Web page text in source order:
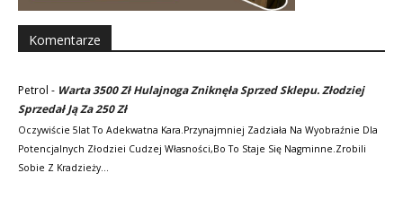
Komentarze
Petrol - Warta 3500 Zł Hulajnoga Zniknęła Sprzed Sklepu. Złodziej
Sprzedał Ją Za 250 Zł
Oczywiście 5lat To Adekwatna Kara.Przynajmniej Zadziała Na Wyobraźnie Dla
Potencjalnych Złodziei Cudzej Własności,bo To Staje Się Nagminne.Zrobili
Sobie Z Kradzieży…